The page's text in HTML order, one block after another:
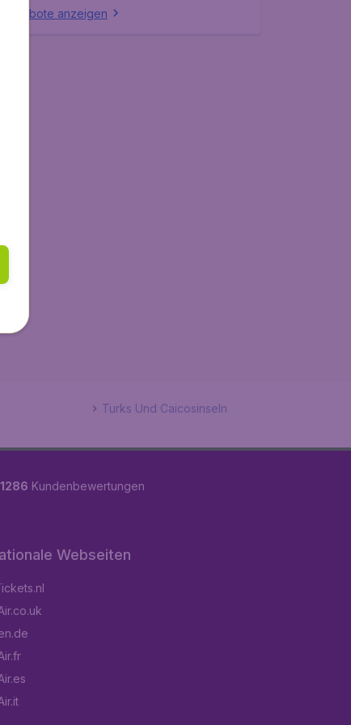
Angebote anzeigen
Turks Und Caicosinseln
Kundenbewertungen
Webseiten